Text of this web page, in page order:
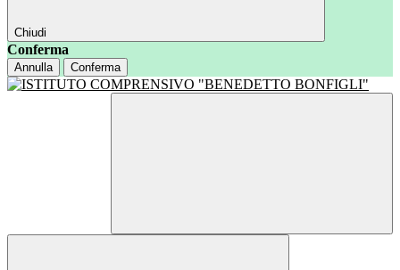
Chiudi
Conferma
Annulla Conferma